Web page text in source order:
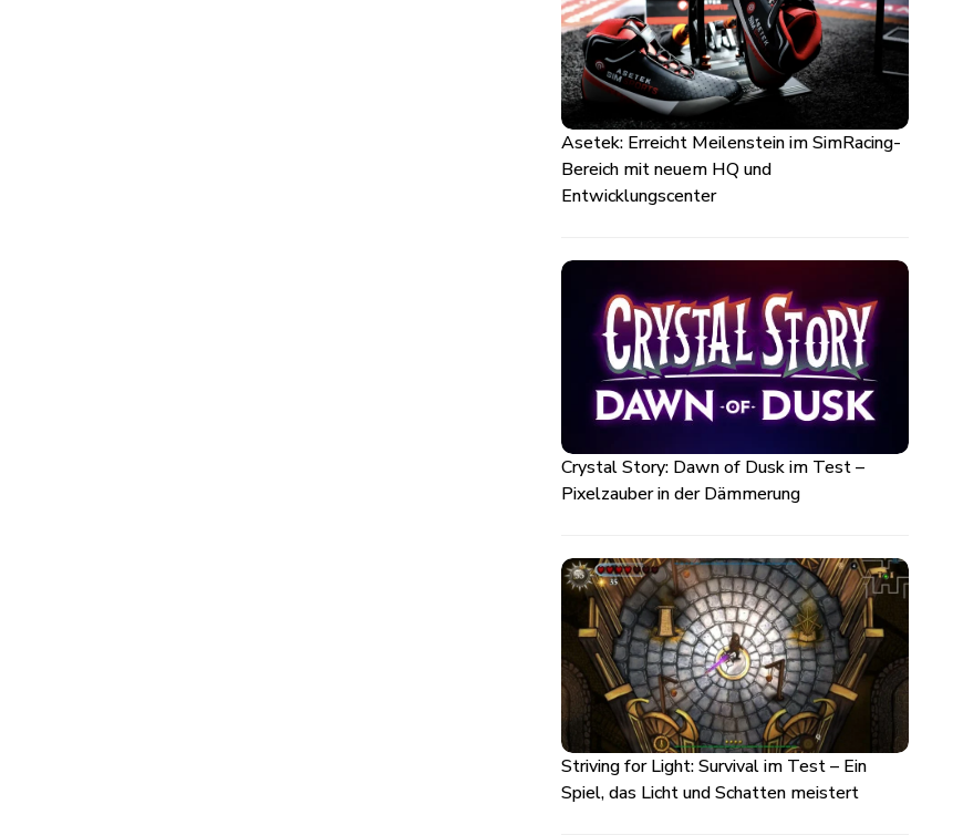
Asetek: Erreicht Meilenstein im SimRacing-
Bereich mit neuem HQ und
Entwicklungscenter
Crystal Story: Dawn of Dusk im Test –
Pixelzauber in der Dämmerung
Striving for Light: Survival im Test – Ein
Spiel, das Licht und Schatten meistert